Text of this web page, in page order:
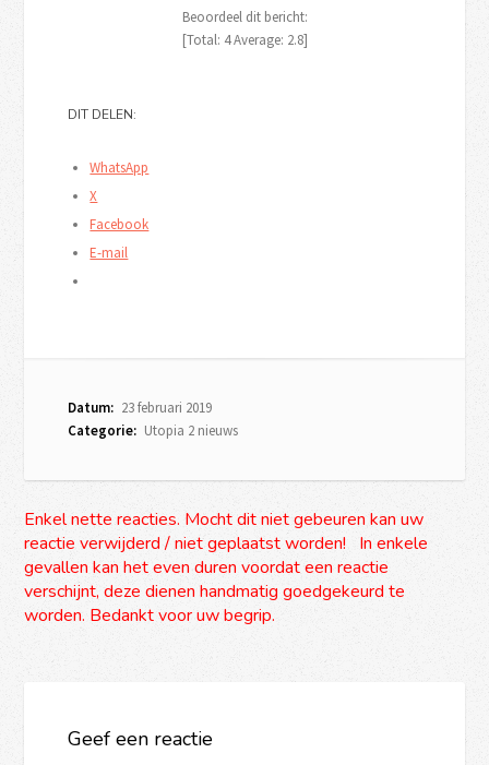
Beoordeel dit bericht:
[Total: 4Average: 2.8]
DIT DELEN:
WhatsApp
X
Facebook
E-mail
Datum: 23 februari 2019
Categorie: Utopia 2 nieuws
Enkel nette reacties. Mocht dit niet gebeuren kan uw
reactie verwijderd / niet geplaatst worden! In enkele
gevallen kan het even duren voordat een reactie
verschijnt, deze dienen handmatig goedgekeurd te
worden. Bedankt voor uw begrip.
Geef een reactie